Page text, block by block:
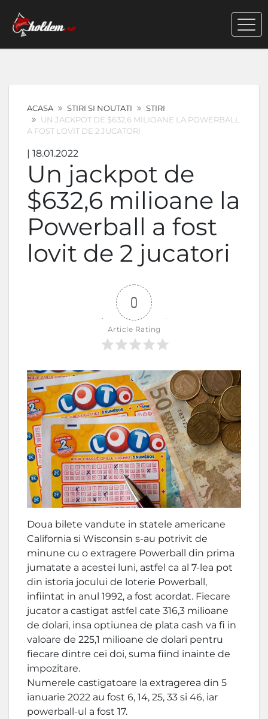
ACASA STIRI SI NOUTATI
STIRI
UN JACKPOT DE $632,6 MILIOANE LA POWERBALL
A FOST LOVIT DE 2 JUCATORI
| 18.01.2022
Un jackpot de
$632,6 milioane la
Powerball a fost
lovit de 2 jucatori
0
Article Rating
Doua bilete vandute in statele americane
California si Wisconsin s-au potrivit de
minune cu o extragere Powerball din prima
jumatate a acestei luni, astfel ca al 7-lea pot
din istoria jocului de loterie Powerball,
infiintat in anul 1992, a fost acordat. Fiecare
jucator a castigat astfel cate 316,3 milioane
de dolari, insa optiunea de plata cash va fi in
valoare de 225,1 milioane de dolari pentru
fiecare dintre cei doi, suma fiind inainte de
impozitare.
Numerele castigatoare la extragerea din 5
ianuarie 2022 au fost 6, 14, 25, 33 si 46, iar
powerball-ul a fost 17.